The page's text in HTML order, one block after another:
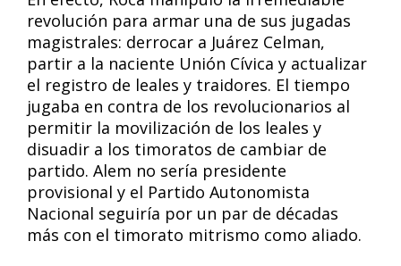
revolución para armar una de sus jugadas
magistrales: derrocar a Juárez Celman,
partir a la naciente Unión Cívica y actualizar
el registro de leales y traidores. El tiempo
jugaba en contra de los revolucionarios al
permitir la movilización de los leales y
disuadir a los timoratos de cambiar de
partido. Alem no sería presidente
provisional y el Partido Autonomista
Nacional seguiría por un par de décadas
más con el timorato mitrismo como aliado.